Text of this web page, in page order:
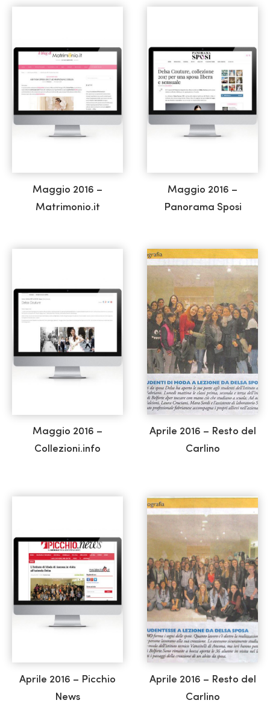
Maggio 2016 –
Matrimonio.it
Maggio 2016 –
Panorama Sposi
Maggio 2016 –
Collezioni.info
Aprile 2016 – Resto del
Carlino
Aprile 2016 – Picchio
News
Aprile 2016 – Resto del
Carlino